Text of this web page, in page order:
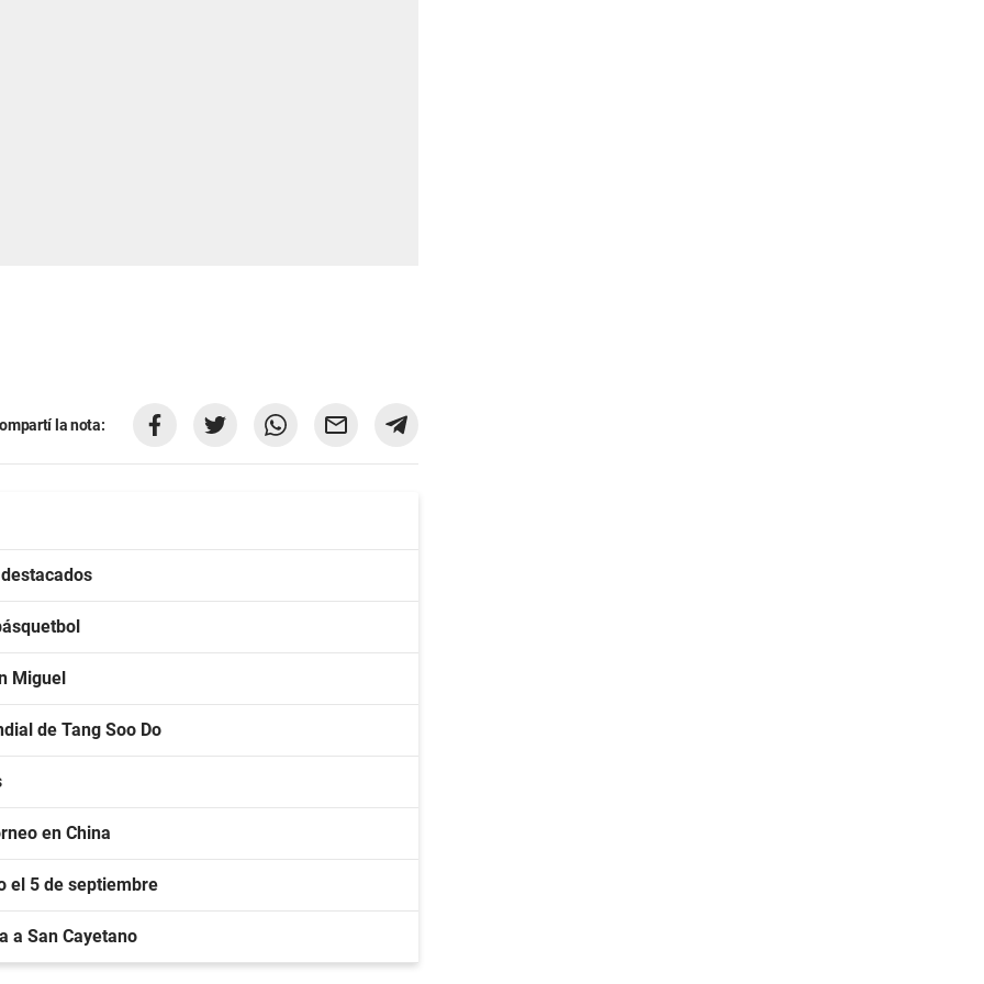
la nota:
Miguel
de Tang Soo Do
en China
el 5 de septiembre
a San Cayetano